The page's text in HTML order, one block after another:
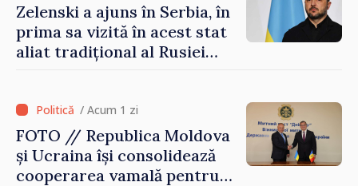
Zelenski a ajuns în Serbia, în
prima sa vizită în acest stat
aliat tradițional al Rusiei
/ Acum 1 zi
FOTO // Republica Moldova
și Ucraina își consolidează
cooperarea vamală pentru